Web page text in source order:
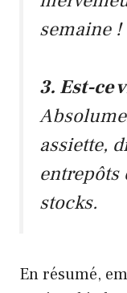
semaine !
3. Est-ce
assiette,
entrepôts
stocks.
En résumé,